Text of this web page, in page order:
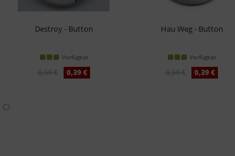
Destroy - Button
Verfügbar
0,99 € 0,39 €
Hau Weg - Button
Verfügbar
0,99 € 0,39 €